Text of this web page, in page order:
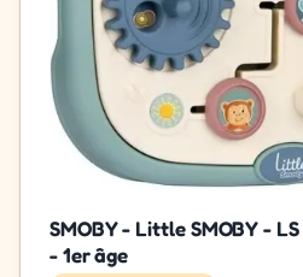
SMOBY - Little SMOBY -
- 1er âge